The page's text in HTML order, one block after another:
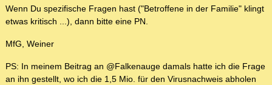
Wenn Du spezifische Fragen hast ("Betroffene in der Familie" klingt
etwas kritisch ...), dann bitte eine PN.
MfG, Weiner
PS: In meinem Beitrag an @Falkenauge damals hatte ich die Frage
an ihn gestellt, wo ich die 1,5 Mio. für den Virusnachweis abholen